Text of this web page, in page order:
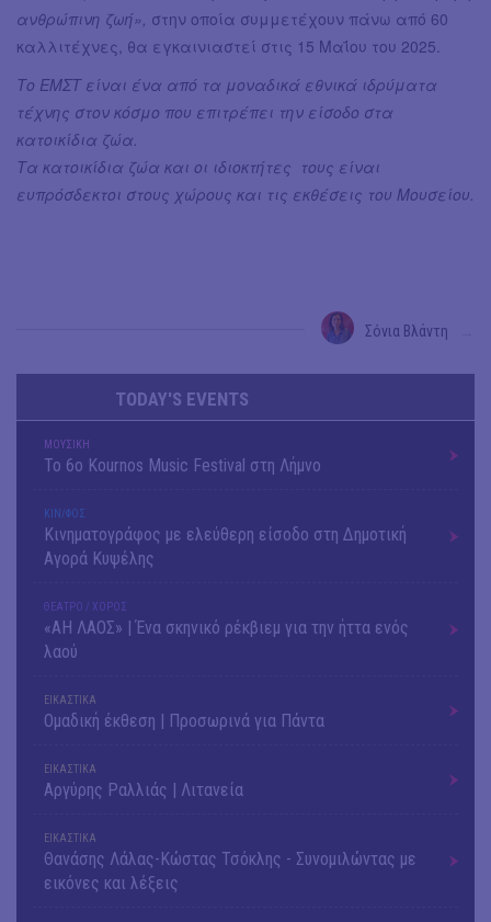
ανθρώπινη ζωή», στην οποία συμμετέχουν πάνω από 60
καλλιτέχνες, θα εγκαινιαστεί στις 15 Μαΐου του 2025.
Το ΕΜΣΤ είναι ένα από τα μοναδικά εθνικά ιδρύματα
τέχνης στον κόσμο που επιτρέπει την είσοδο στα
κατοικίδια ζώα.
Τα κατοικίδια ζώα και οι ιδιοκτήτες τους είναι
ευπρόσδεκτοι στους χώρους και τις εκθέσεις του Μουσείου.
Σόνια Βλάντη
TODAY'S EVENTS
ΜΟΥΣΙΚΗ
Το 6ο Kournos Music Festival στη Λήμνο
ΚΙΝ/ΦΟΣ
Κινηματογράφος με ελεύθερη είσοδο στη Δημοτική
Αγορά Κυψέλης
ΘΕΑΤΡΟ / ΧΟΡΟΣ
«ΑΗ ΛΑΟΣ» | Ένα σκηνικό ρέκβιεμ για την ήττα ενός
λαού
ΕΙΚΑΣΤΙΚΑ
Ομαδική έκθεση | Προσωρινά για Πάντα
ΕΙΚΑΣΤΙΚΑ
Αργύρης Ραλλιάς | Λιτανεία
ΕΙΚΑΣΤΙΚΑ
Θανάσης Λάλας-Κώστας Τσόκλης - Συνομιλώντας με
εικόνες και λέξεις